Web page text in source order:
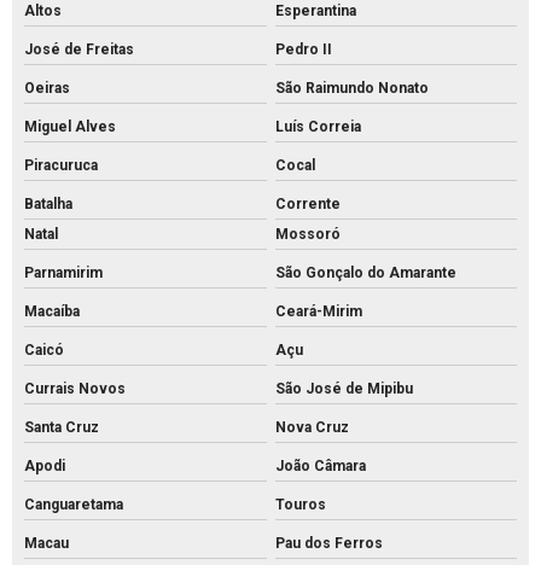
Altos Esperantina
José de Freitas Pedro II
Oeiras São Raimundo Nonato
Miguel Alves Luís Correia
Piracuruca Cocal
Batalha
Corrente
Natal
Mossoró
Parnamirim São Gonçalo do Amarante
Macaíba Ceará-Mirim
Caicó Açu
Currais Novos São José de Mipibu
Santa Cruz Nova Cruz
Apodi João Câmara
Canguaretama Touros
Macau Pau dos Ferros